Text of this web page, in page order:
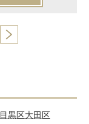
目黒区大田区